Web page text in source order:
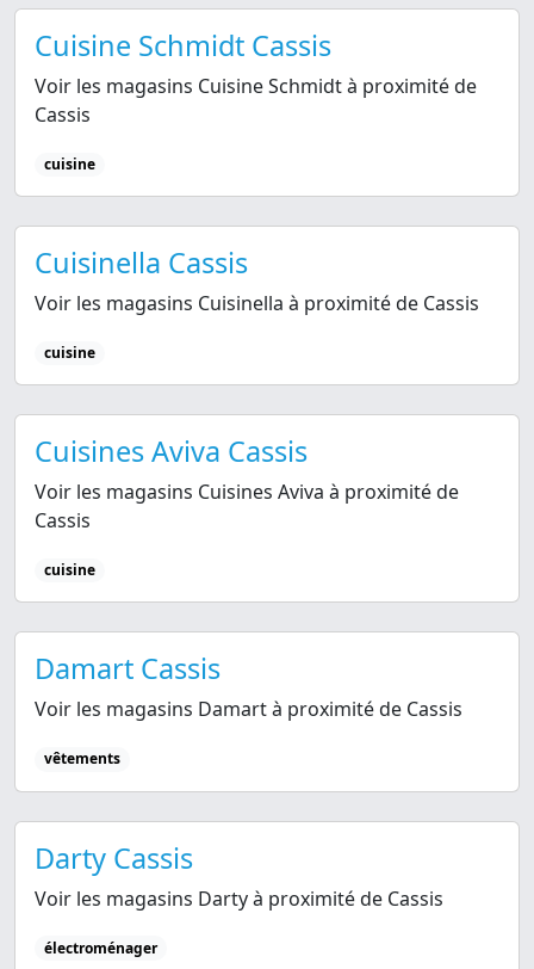
Cuisine Schmidt Cassis
Voir les magasins Cuisine Schmidt à proximité de
Cassis
cuisine
Cuisinella Cassis
Voir les magasins Cuisinella à proximité de Cassis
cuisine
Cuisines Aviva Cassis
Voir les magasins Cuisines Aviva à proximité de
Cassis
cuisine
Damart Cassis
Voir les magasins Damart à proximité de Cassis
vêtements
Darty Cassis
Voir les magasins Darty à proximité de Cassis
électroménager